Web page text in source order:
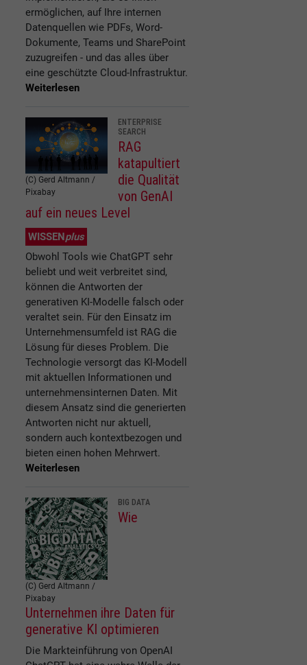
ermöglichen, auf Ihre internen
Datenquellen wie PDFs, Word-
Dokumente, Teams und SharePoint
zuzugreifen - und das alles über
eine geschützte Cloud-Infrastruktur.
Weiterlesen
(C) Gerd Altmann /
Pixabay
ENTERPRISE
SEARCH
RAG
katapultiert
die Qualität
von GenAI
auf ein neues Level
WISSENplus
Obwohl Tools wie ChatGPT sehr
beliebt und weit verbreitet sind,
können die Antworten der
generativen KI-Modelle falsch oder
veraltet sein. Für den Einsatz im
Unternehmensumfeld ist RAG die
Lösung für dieses Problem. Die
Technologie versorgt das KI-Modell
mit aktuellen Informationen und
unternehmensinternen Daten. Mit
diesem Ansatz sind die generierten
Antworten nicht nur aktuell,
sondern auch kontextbezogen und
bieten einen hohen Mehrwert.
Weiterlesen
(C) Gerd Altmann /
Pixabay
BIG DATA
Wie
Unternehmen ihre Daten für
generative KI optimieren
Die Markteinführung von OpenAI